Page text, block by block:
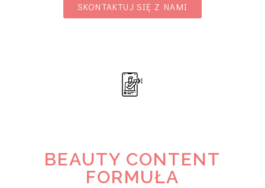
SKONTAKTUJ SIĘ Z NAMI
BEAUTY CONTENT
FORMUŁA